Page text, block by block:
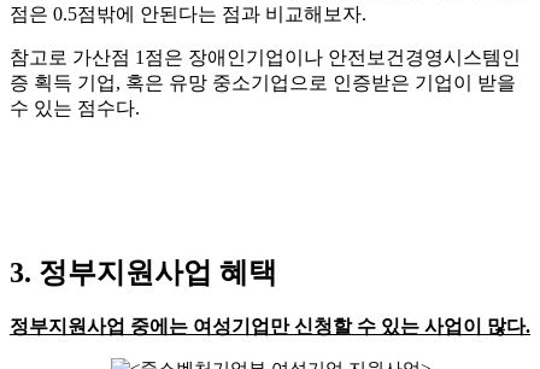
점은 0.5점밖에 안된다는 점과 비교해보자.
참고로 가산점 1점은 장애인기업이나 안전보건경영시스템인
증 획득 기업, 혹은 유망 중소기업으로 인증받은 기업이 받을
수 있는 점수다.
3. 정부지원사업 혜택
정부지원사업 중에는 여성기업만 신청할 수 있는 사업이 많다.